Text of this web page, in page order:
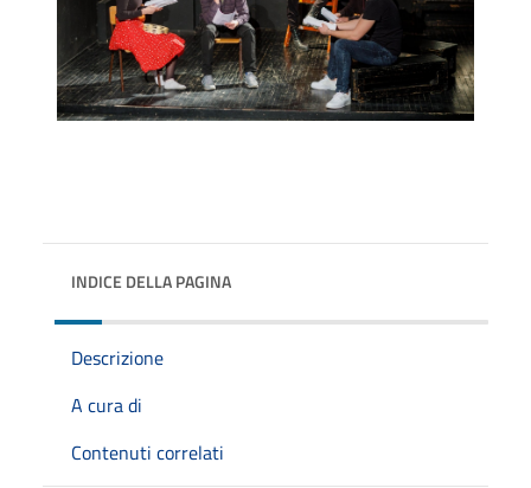
INDICE DELLA PAGINA
Descrizione
A cura di
Contenuti correlati